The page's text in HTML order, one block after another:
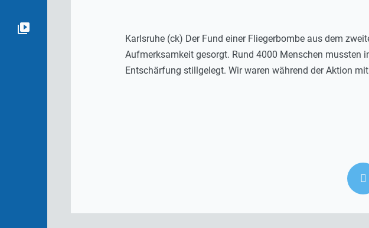
Karlsruhe (ck) Der Fund einer Fliegerbombe aus dem
Aufmerksamkeit gesorgt. Rund 4000 Menschen mussten
Entschärfung stillgelegt. Wir waren während der Aktion